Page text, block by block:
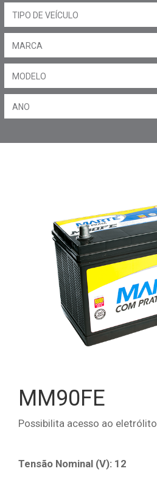
MM90FE
Possibilita acesso ao eletrólito
Tensão Nominal (V): 12